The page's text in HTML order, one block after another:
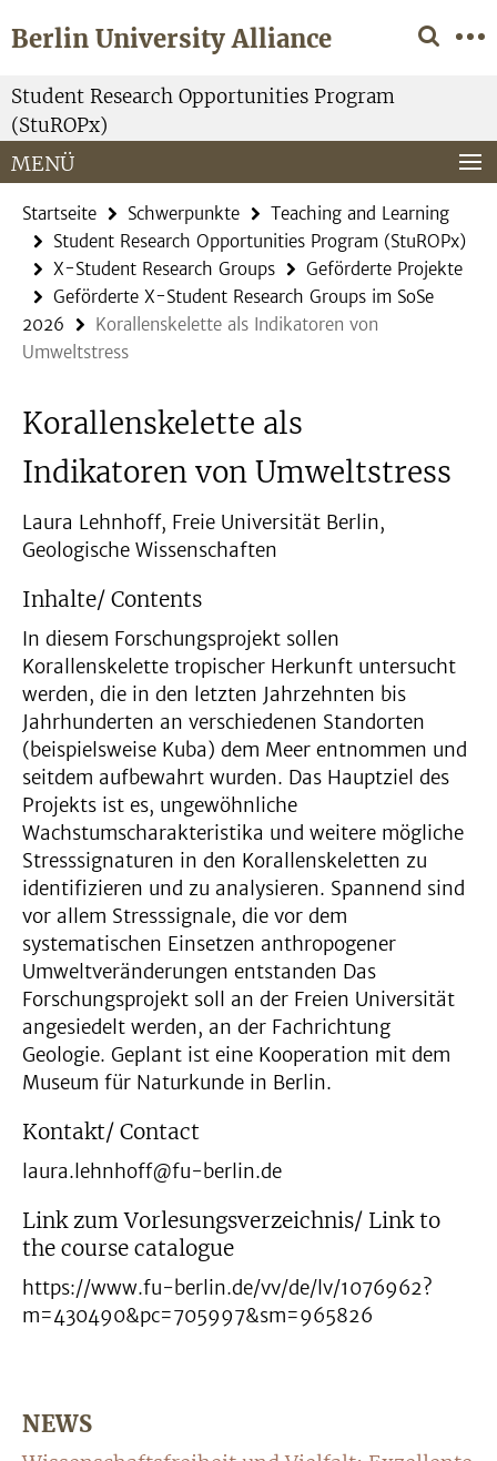
direkt
Inhalt
Berlin University Alliance
Service-
Navigation
Student Research Opportunities Program
(StuROPx)
MENÜ
Startseite Schwerpunkte
Teaching and Learning
Student Research Opportunities Program (StuROPx)
X-Student Research Groups
Geförderte Projekte
Geförderte X-Student Research Groups im SoSe
2026
Korallenskelette als Indikatoren von
Umweltstress
Korallenskelette als
Indikatoren von Umweltstress
Laura Lehnhoff, Freie Universität Berlin,
Geologische Wissenschaften
Inhalte/ Contents
In diesem Forschungsprojekt sollen
Korallenskelette tropischer Herkunft untersucht
werden, die in den letzten Jahrzehnten bis
Jahrhunderten an verschiedenen Standorten
(beispielsweise Kuba) dem Meer entnommen und
seitdem aufbewahrt wurden. Das Hauptziel des
Projekts ist es, ungewöhnliche
Wachstumscharakteristika und weitere mögliche
Stresssignaturen in den Korallenskeletten zu
identifizieren und zu analysieren. Spannend sind
vor allem Stresssignale, die vor dem
systematischen Einsetzen anthropogener
Umweltveränderungen entstanden Das
Forschungsprojekt soll an der Freien Universität
angesiedelt werden, an der Fachrichtung
Geologie. Geplant ist eine Kooperation mit dem
Museum für Naturkunde in Berlin.
Kontakt/ Contact
laura.lehnhoff@fu-berlin.de
Link zum Vorlesungsverzeichnis/ Link to
the course catalogue
https://www.fu-berlin.de/vv/de/lv/1076962?
m=430490&pc=705997&sm=965826
NEWS